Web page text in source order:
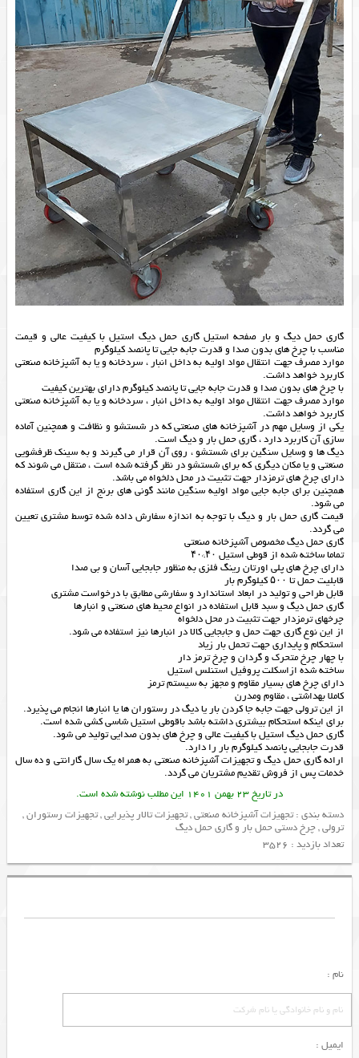
گاری حمل دیگ و بار صفحه استیل گاری حمل دیگ استیل با کیفیت عالی و قیمت
مناسب با چرخ های بدون صدا و قدرت جابه جایی تا پانصد کیلوگرم
موارد مصرف جهت انتقال مواد اولیه به داخل انبار ، سردخانه و یا به آشپزخانه صنعتی
کاربرد خواهد داشت.
با چرخ های بدون صدا و قدرت جابه جایی تا پانصد کیلوگرم دارای بهترین کیفیت
موارد مصرف جهت انتقال مواد اولیه به داخل انبار ، سردخانه و یا به آشپزخانه صنعتی
کاربرد خواهد داشت.
یکی از وسایل مهم در آشپزخانه های صنعتی که در شستشو و نظافت و همچنین آماده
سازی آن کاربرد دارد ، گاری حمل بار و دیگ است.
دیگ ها و وسایل سنگین برای شستشو ، روی آن قرار می گیرند و به سینک ظرفشویی
صنعتی و یا مکان دیگری که برای شستشو در نظر گرفته شده است ، منتقل می شوند که
دارای چرخ های ترمزدار جهت تثبیت در محل دلخواه می باشد.
همچنین برای جابه جایی مواد اولیه سنگین مانند گونی های برنج از این گاری استفاده
می شود.
قیمت گاری حمل بار و دیگ با توجه به اندازه سفارش داده شده توسط مشتری تعیین
می گردد.
گاری حمل دیگ مخصوص آشپزخانه صنعتی
تماما ساخته شده از قوطی استیل ۴۰*۴۰
دارای چرخ های پلی اورتان رینگ فلزی به منظور جابجایی آسان و بی صدا
قابلیت حمل تا ۵۰۰ کیلوگرم بار
قابل طراحی و تولید در ابعاد استاندارد و سفارشی مطابق با درخواست مشتری
گاری حمل دیگ و سبد قابل استفاده در انواع محیط‌ های صنعتی و انبارها
چرخهای ترمزدار جهت تثبیت در محل دلخواه
از این نوع گاری جهت حمل و جابجایی کالا در انبارها نیز استفاده می شود.
استحکام و پایداری جهت تحمل بار زیاد
با چهار چرخ متحرک و گردان و چرخ ترمز دار
ساخته شده ازاسکلت پروفیل استنلس استیل
دارای چرخ های بسیار مقاوم و مجهز به سیستم ترمز
کاملا بهداشتی ، مقاوم ومدرن
از این ترولی جهت جابه جا کردن بار یا دیگ در رستوران ها یا انبارها انجام می پذیرد.
برای اینکه استحکام بیشتری داشته باشد باقوطی استیل شاسی کشی شده است.
گاری حمل دیگ استیل با کیفیت عالی و چرخ های بدون صدایی تولید می شود.
قدرت جابجایی پانصد کیلوگرم بار را دارد.
ارائهگاری حمل دیگوتجهیزات آشپزخانه صنعتی به همراه یک سال گارانتی و ده سال
خدمات پس از فروش تقدیم مشتریان می گردد.
در تاریخ 23 بهمن 1401 این مطلب نوشته شده است.
دسته بندی :تجهیزات آشپزخانه صنعتی,تجهیزات تالار پذیرایی,تجهیزات رستوران,
ترولی,چرخ دستی حمل بار و گاری حمل دیگ
تعداد بازدید : 3526
نام :
ایمیل :